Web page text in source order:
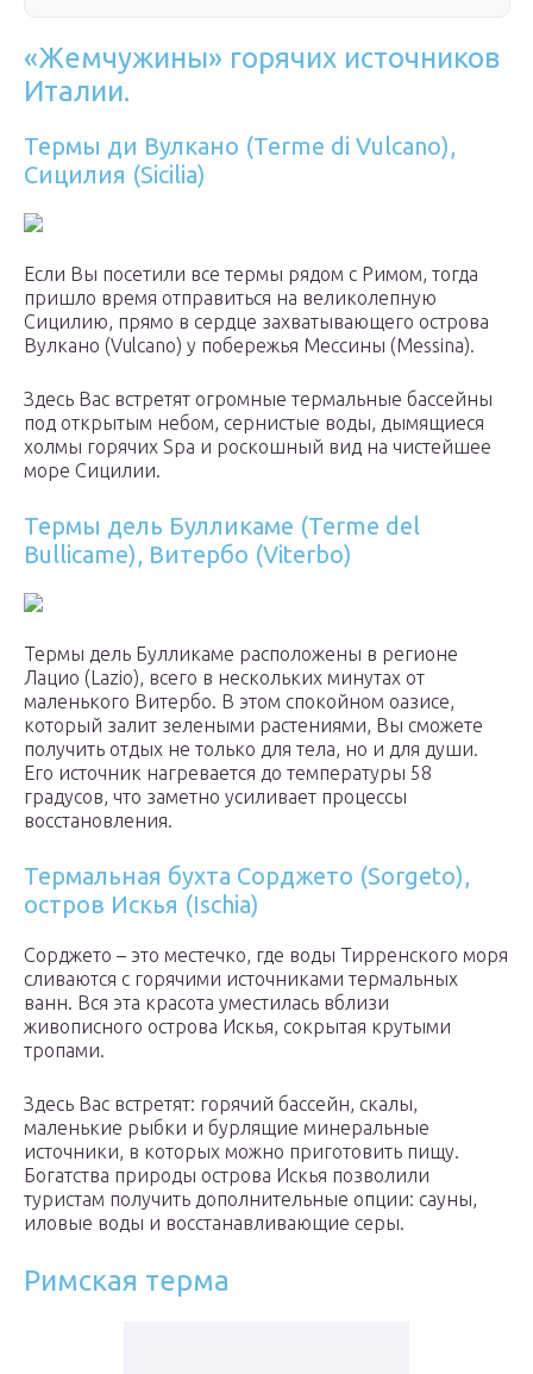
«Жемчужины» горячих источников
Италии.
Термы ди Вулкано (Terme di Vulcano),
Сицилия (Sicilia)
Если Вы посетили все термы рядом с Римом, тогда
пришло время отправиться на великолепную
Сицилию, прямо в сердце захватывающего острова
Вулкано (Vulcano) у побережья Мессины (Messina).
Здесь Вас встретят огромные термальные бассейны
под открытым небом, сернистые воды, дымящиеся
холмы горячих Spa и роскошный вид на чистейшее
море Сицилии.
Термы дель Булликаме (Terme del
Bullicame), Витербо (Viterbo)
Термы дель Булликаме расположены в регионе
Лацио (Lazio), всего в нескольких минутах от
маленького Витербо. В этом спокойном оазисе,
который залит зелеными растениями, Вы сможете
получить отдых не только для тела, но и для души.
Его источник нагревается до температуры 58
градусов, что заметно усиливает процессы
восстановления.
Термальная бухта Сорджето (Sorgeto),
остров Искья (Ischia)
Сорджето – это местечко, где воды Тирренского моря
сливаются с горячими источниками термальных
ванн. Вся эта красота уместилась вблизи
живописного острова Искья, сокрытая крутыми
тропами.
Здесь Вас встретят: горячий бассейн, скалы,
маленькие рыбки и бурлящие минеральные
источники, в которых можно приготовить пищу.
Богатства природы острова Искья позволили
туристам получить дополнительные опции: сауны,
иловые воды и восстанавливающие серы.
Римская терма